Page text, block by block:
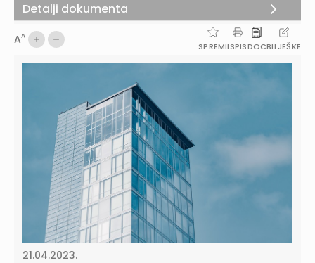
AA
SPREMIISPISDOCBILJEŠKE
21.04.2023.
Detalji dokumenta